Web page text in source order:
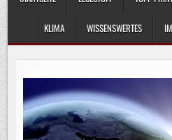
KLIMA WISSENSWERTES